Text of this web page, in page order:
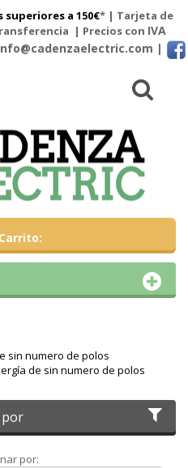
superiores a 150€* | Tarjeta de
| Precios con IVA
|
Carrito
sin numero de polos
de sin numero de polos
por:Ordenar